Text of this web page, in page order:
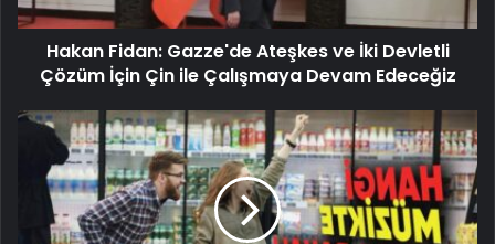
Hakan Fidan: Gazze'de Ateşkes ve İki Devletli
Çözüm İçin Çin ile Çalışmaya Devam Edeceğiz